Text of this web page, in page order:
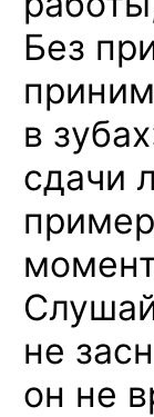
Без
в
сдачи
не
он не